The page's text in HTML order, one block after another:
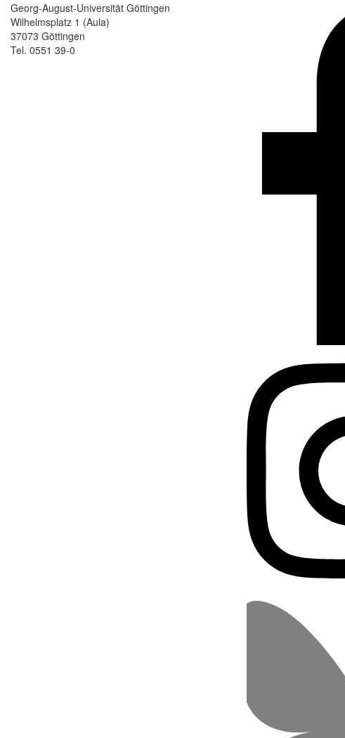
Georg-August-Universität Göttingen
Wilhelmsplatz 1 (Aula)
37073 Göttingen
Tel. 0551 39-0